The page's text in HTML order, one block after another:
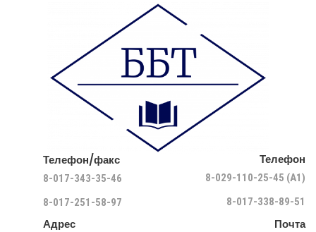
Телефон
8-029-110-25-45 (A1)
8-017-338-89-51
Телефон/факс
8-017-343-35-46
8-017-251-58-97
Почта
Адрес